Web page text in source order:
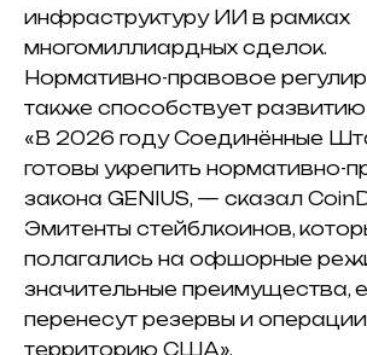
инфраструктуру ИИ в рамках
многомиллиардных сделок.
Нормативно-правовое
также способствует развитию
«В 2026 году Соединённые
готовы укрепить нормативно-
закона GENIUS, — сказал
Эмитенты стейблкоинов,
полагались на офшорные
значительные преимущества,
перенесут резервы и
территорию США».